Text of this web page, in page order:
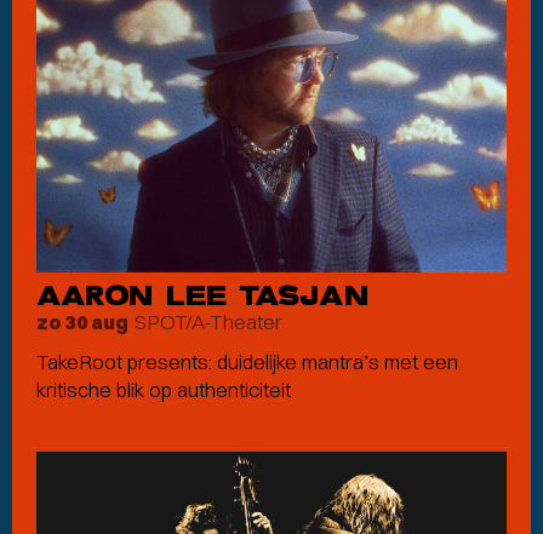
AARON LEE TASJAN
zo 30 aug SPOT/A-Theater
TakeRoot presents: duidelijke mantra’s met een
kritische blik op authenticiteit